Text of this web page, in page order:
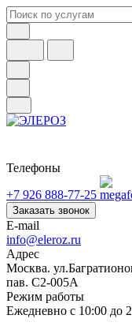
Телефоны
+7 926 888-77-25
Заказать звонок
E-mail
info@eleroz.ru
Адрес
Москва.
пав. C2-005A
Режим работы
Ежедневно с 10:00 до